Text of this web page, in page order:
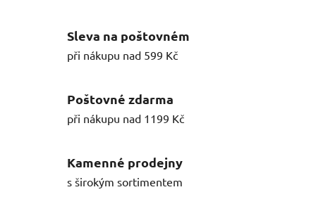
Sleva na poštovném
při nákupu nad 599 Kč
Poštovné zdarma
při nákupu nad 1199 Kč
Kamenné prodejny
s širokým sortimentem